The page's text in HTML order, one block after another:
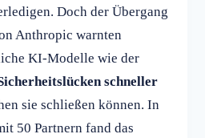
Doch der Übergang
Anthropic warnten
KI-Modelle wie der
schneller
sie schließen können. In
50 Partnern fand das